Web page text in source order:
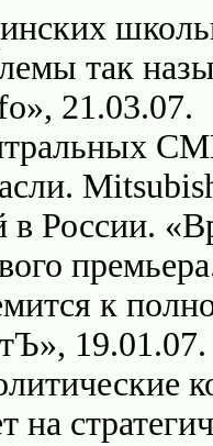
так
21.03.07.
в России.
к
19.01.07.
на